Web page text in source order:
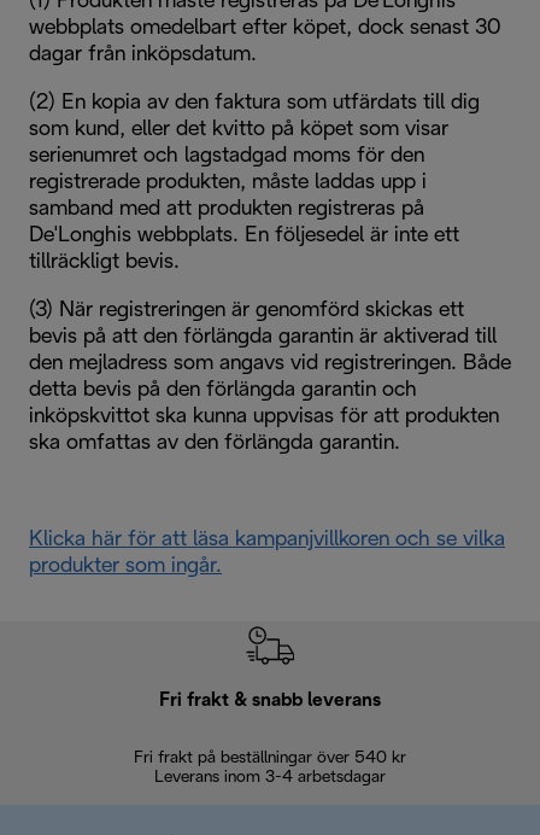
webbplats omedelbart efter köpet, dock senast 30
dagar från inköpsdatum.
(2) En kopia av den faktura som utfärdats till dig
som kund, eller det kvitto på köpet som visar
serienumret och lagstadgad moms för den
registrerade produkten, måste laddas upp i
samband med att produkten registreras på
De'Longhis webbplats. En följesedel är inte ett
tillräckligt bevis.
(3) När registreringen är genomförd skickas ett
bevis på att den förlängda garantin är aktiverad till
den mejladress som angavs vid registreringen. Både
detta bevis på den förlängda garantin och
inköpskvittot ska kunna uppvisas för att produkten
ska omfattas av den förlängda garantin.
Klicka här för att läsa kampanjvillkoren och se vilka
produkter som ingår.
Fri frakt & snabb leverans
Fri frakt på beställningar över 540 kr
Leverans inom 3-4 arbetsdagar